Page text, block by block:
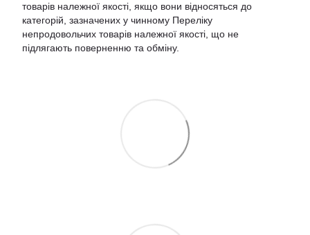
товарів належної якості, якщо вони відносяться до
категорій, зазначених у чинному Переліку
непродовольчих товарів належної якості, що не
підлягають поверненню та обміну.